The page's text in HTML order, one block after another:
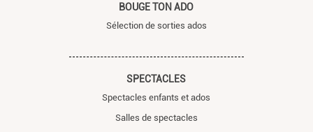
BOUGE TON ADO
Sélection de sorties ados
SPECTACLES
Spectacles enfants et ados
Salles de spectacles